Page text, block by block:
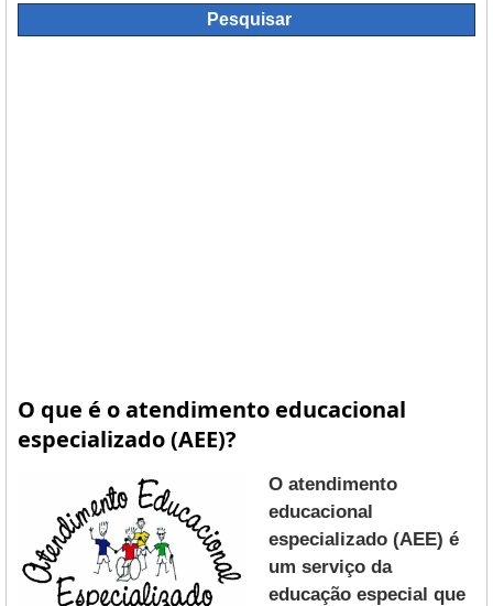
O que é o atendimento educacional
especializado (AEE)?
O atendimento
educacional
especializado (AEE) é
um serviço da
educação especial que